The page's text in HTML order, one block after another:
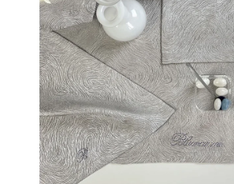
O nás Blog Doprava
Kontakt
Obchodné podmienky
Podmienky ochrany osobných údajov
Reklamačný poriadok
Vrátenie tovaru